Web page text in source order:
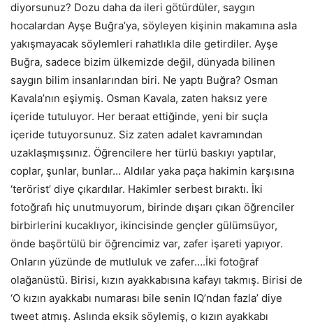
diyorsunuz? Dozu daha da ileri götürdüler, saygın
hocalardan Ayşe Buğra’ya, söyleyen kişinin makamına asla
yakışmayacak söylemleri rahatlıkla dile getirdiler. Ayşe
Buğra, sadece bizim ülkemizde değil, dünyada bilinen
saygın bilim insanlarından biri. Ne yaptı Buğra? Osman
Kavala’nın eşiymiş. Osman Kavala, zaten haksız yere
içeride tutuluyor. Her beraat ettiğinde, yeni bir suçla
içeride tutuyorsunuz. Siz zaten adalet kavramından
uzaklaşmışsınız. Öğrencilere her türlü baskıyı yaptılar,
coplar, şunlar, bunlar… Aldılar yaka paça hakimin karşısına
‘terörist’ diye çıkardılar. Hakimler serbest bıraktı. İki
fotoğrafı hiç unutmuyorum, birinde dışarı çıkan öğrenciler
birbirlerini kucaklıyor, ikincisinde gençler gülümsüyor,
önde başörtülü bir öğrencimiz var, zafer işareti yapıyor.
Onların yüzünde de mutluluk ve zafer….İki fotoğraf
olağanüstü. Birisi, kızın ayakkabısına kafayı takmış. Birisi de
‘O kızın ayakkabı numarası bile senin IQ’ndan fazla’ diye
tweet atmış. Aslında eksik söylemiş, o kızın ayakkabı